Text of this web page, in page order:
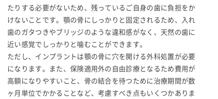
たりする必要がないため、残っているご自身の歯に負担をか
けないことです。顎の骨にしっかりと固定されるため、入れ
歯のガタつきやブリッジのような違和感がなく、天然の歯に
近い感覚でしっかりと噛むことができます。
ただし、インプラントは顎の骨に穴を開ける外科処置が必要
になります。また、保険適用外の自由診療となるため費用が
高額になりやすいこと、骨の結合を待つために治療期間が数
ヶ月単位でかかることなど、考慮すべき点もいくつかありま